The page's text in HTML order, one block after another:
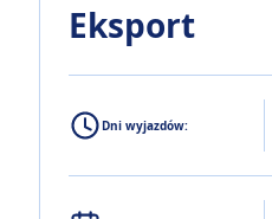
Eksport
Dni wyjazdów: